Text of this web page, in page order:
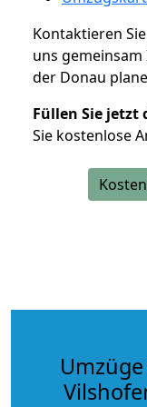
Kontaktieren
uns
der Donau
Füllen Sie jetzt
Sie kostenlose